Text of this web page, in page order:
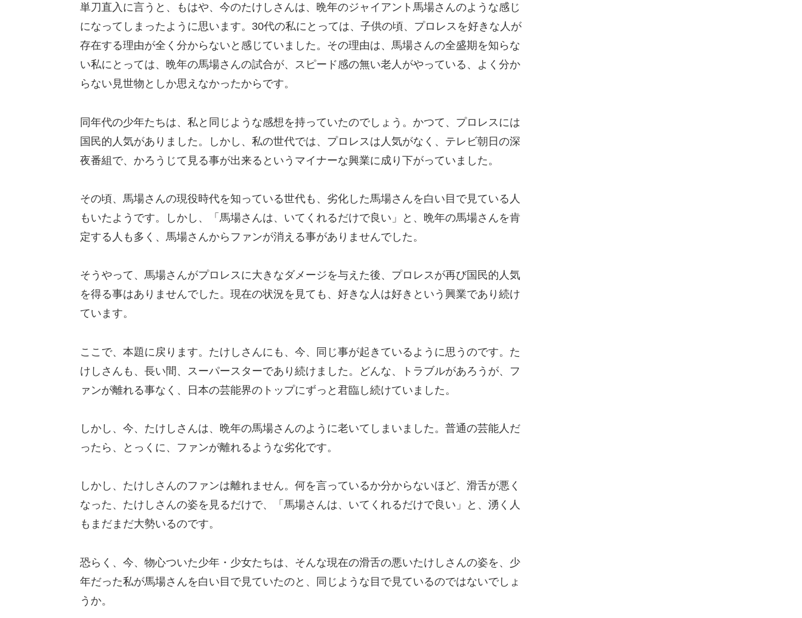
単刀直入に言うと、もはや、今のたけしさんは、晩年のジャイアント馬場さんのような感じ
になってしまったように思います。30代の私にとっては、子供の頃、プロレスを好きな人が
存在する理由が全く分からないと感じていました。その理由は、馬場さんの全盛期を知らな
い私にとっては、晩年の馬場さんの試合が、スピード感の無い老人がやっている、よく分か
らない見世物としか思えなかったからです。
同年代の少年たちは、私と同じような感想を持っていたのでしょう。かつて、プロレスには
国民的人気がありました。しかし、私の世代では、プロレスは人気がなく、テレビ朝日の深
夜番組で、かろうじて見る事が出来るというマイナーな興業に成り下がっていました。
その頃、馬場さんの現役時代を知っている世代も、劣化した馬場さんを白い目で見ている人
もいたようです。しかし、「馬場さんは、いてくれるだけで良い」と、晩年の馬場さんを肯
定する人も多く、馬場さんからファンが消える事がありませんでした。
そうやって、馬場さんがプロレスに大きなダメージを与えた後、プロレスが再び国民的人気
を得る事はありませんでした。現在の状況を見ても、好きな人は好きという興業であり続け
ています。
ここで、本題に戻ります。たけしさんにも、今、同じ事が起きているように思うのです。た
けしさんも、長い間、スーパースターであり続けました。どんな、トラブルがあろうが、フ
ァンが離れる事なく、日本の芸能界のトップにずっと君臨し続けていました。
しかし、今、たけしさんは、晩年の馬場さんのように老いてしまいました。普通の芸能人だ
ったら、とっくに、ファンが離れるような劣化です。
しかし、たけしさんのファンは離れません。何を言っているか分からないほど、滑舌が悪く
なった、たけしさんの姿を見るだけで、「馬場さんは、いてくれるだけで良い」と、湧く人
もまだまだ大勢いるのです。
恐らく、今、物心ついた少年・少女たちは、そんな現在の滑舌の悪いたけしさんの姿を、少
年だった私が馬場さんを白い目で見ていたのと、同じような目で見ているのではないでしょ
うか。